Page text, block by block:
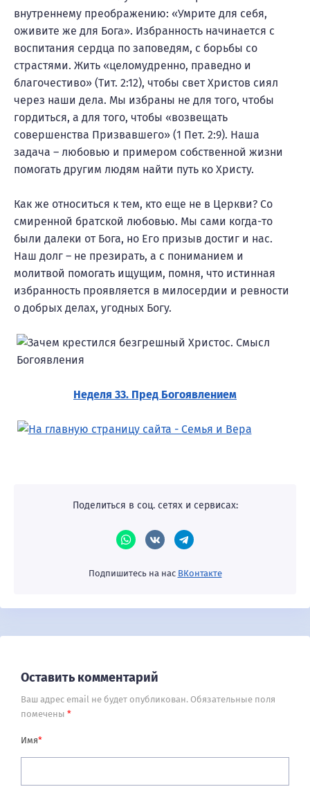
внутреннему преображению: «Умрите для себя,
оживите же для Бога». Избранность начинается с
воспитания сердца по заповедям, с борьбы со
страстями. Жить «целомудренно, праведно и
благочестиво» (Тит. 2:12), чтобы свет Христов сиял
через наши дела. Мы избраны не для того, чтобы
гордиться, а для того, чтобы «возвещать
совершенства Призвавшего» (1 Пет. 2:9). Наша
задача – любовью и примером собственной жизни
помогать другим людям найти путь ко Христу.
Как же относиться к тем, кто еще не в Церкви? Со
смиренной братской любовью. Мы сами когда-то
были далеки от Бога, но Его призыв достиг и нас.
Наш долг – не презирать, а с пониманием и
молитвой помогать ищущим, помня, что истинная
избранность проявляется в милосердии и ревности
о добрых делах, угодных Богу.
Неделя 33. Пред Богоявлением
Поделиться в соц. сетях и сервисах:
Подпишитесь на нас ВКонтакте
Оставить комментарий
Ваш адрес email не будет опубликован. Обязательные поля
помечены *
Имя*